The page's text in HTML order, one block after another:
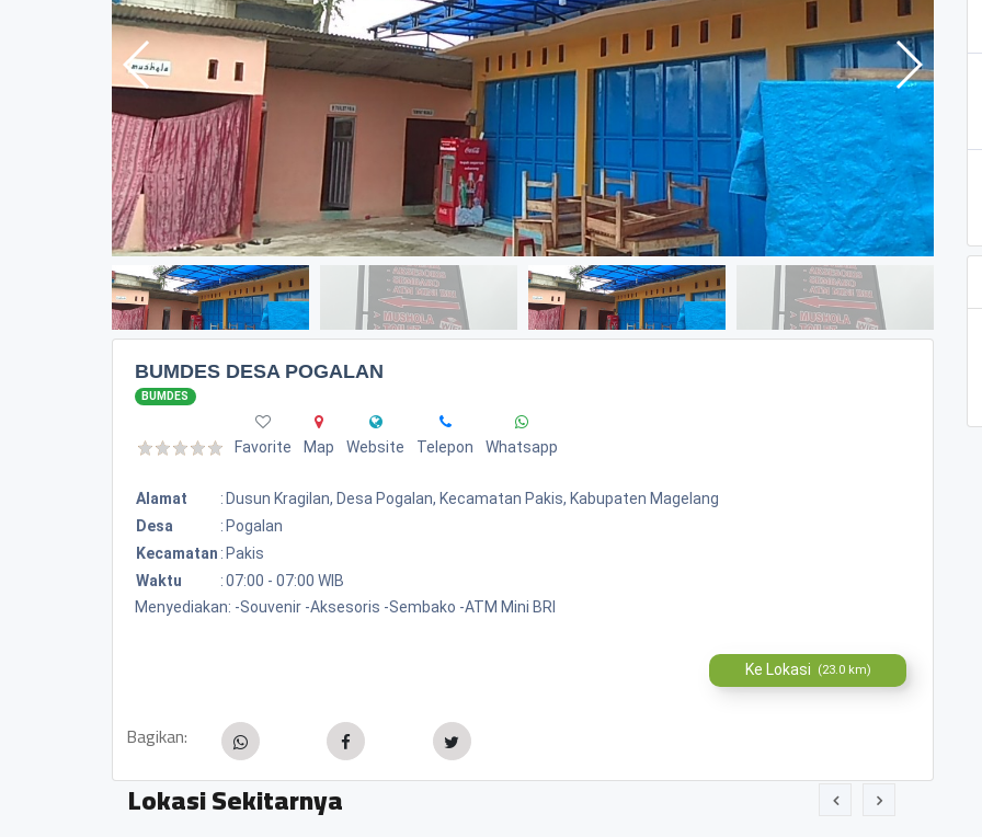
BUMDES DESA POGALAN
BUMDES
Favorite Map Website Telepon Whatsapp
Alamat : Dusun Kragilan, Desa Pogalan, Kecamatan Pakis, Kabupaten Magelang
Desa
: Pogalan
Kecamatan : Pakis
Waktu
:07:00 - 07:00 WIB
Menyediakan: -Souvenir -Aksesoris -Sembako -ATM Mini BRI
Ke Lokasi (23.0 km)
Bagikan:
Lokasi Sekitarnya